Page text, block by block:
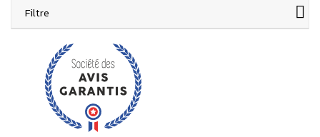
matières organiques en décomposition, telles que les forêts
anciennes. Cependant, il est estimé que cette pierre a plus de 2
milliards d'années, une époque bien avant l'apparition de la vie
organique sur Terre.
Quant à la provenance de la shungite, plusieurs théories sont
avancées :
Filtre